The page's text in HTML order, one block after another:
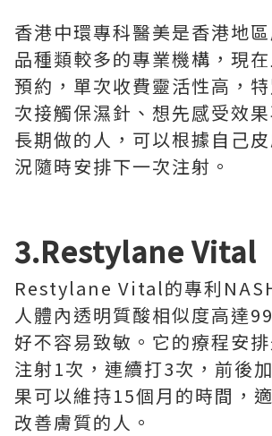
香港中環專科醫美是香港地
品種類較多的專業機構，現
預約，單次收費靈活性高，
次接觸保濕針、想先感受效
長期做的人，可以根據自己
況隨時安排下一次注射。
3.Restylane Vital
Restylane Vital的專利
人體內透明質酸相似度高達
好不容易致敏。它的療程安
注射1次，連續打3次，前後
果可以維持15個月的時間，
改善膚質的人。